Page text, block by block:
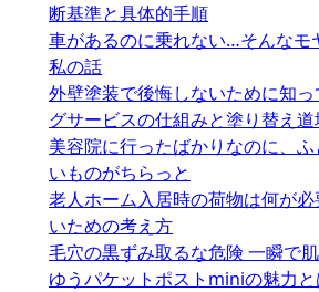
断基準と具体的手順
車があるのに乗れない…そんなモ
私の話
外壁塗装で後悔しないために知
グサービスの仕組みと塗り替え
美容院に行ったばかりなのに、
いものがちらっと
老人ホーム入居時の荷物は何が
いための考え方
毛穴の黒ずみ取るな危険 一瞬で
ゆうパケットポストminiの魅力